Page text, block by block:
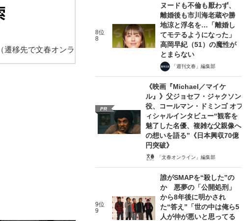
（遷移先で文春オンラ
8位
8
ヌードも不倫も厭わず、
離婚後も市川海老蔵や勝
地涼と浮名を…「離婚し
てモテるようになった」
高岡早紀（51）の魔性が
とまらない
「週刊文春」編集部
PR
《映画『Michael／マイケ
ル』》父ジョセフ・ジャクソン
役、コールマン・ドミンゴ オフ
ィシャルインタビュー“観客を
魅了した名優、複雑な父親像へ
の想いを語る”《日本興収70億
円突破》
「文春オンライン」編集部
9位
9
誰がSMAPを“殺した”の
か 悪夢の「公開処刑」
から8年後に明かされ
た“答え”「世の中は俺ら5
人が仲が悪いと思ってる